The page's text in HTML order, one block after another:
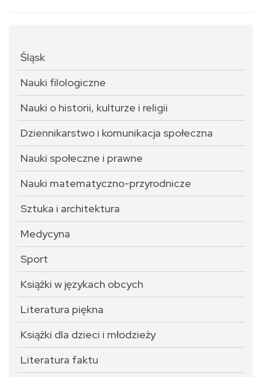
Śląsk
Nauki filologiczne
Nauki o historii, kulturze i religii
Dziennikarstwo i komunikacja społeczna
Nauki społeczne i prawne
Nauki matematyczno-przyrodnicze
Sztuka i architektura
Medycyna
Sport
Książki w językach obcych
Literatura piękna
Książki dla dzieci i młodzieży
Literatura faktu